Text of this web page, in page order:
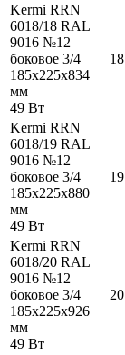
Kermi RRN
6018/18 RAL
9016 №12
боковое 3/4
185x225x834
мм
49 Вт
18
Kermi RRN
6018/19 RAL
9016 №12
боковое 3/4
185x225x880
мм
49 Вт
19
Kermi RRN
6018/20 RAL
9016 №12
боковое 3/4
185x225x926
мм
49 Вт
20